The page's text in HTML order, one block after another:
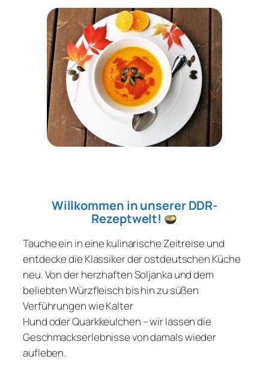
Willkommen in unserer DDR-
Rezeptwelt!
Tauche ein in eine kulinarische Zeitreise und
entdecke die Klassiker der ostdeutschen Küche
neu. Von der herzhaften Soljanka und dem
beliebten Würzfleisch bis hin zu süßen
Verführungen wie Kalter
Hund oder Quarkkeulchen – wir lassen die
Geschmackserlebnisse von damals wieder
aufleben.